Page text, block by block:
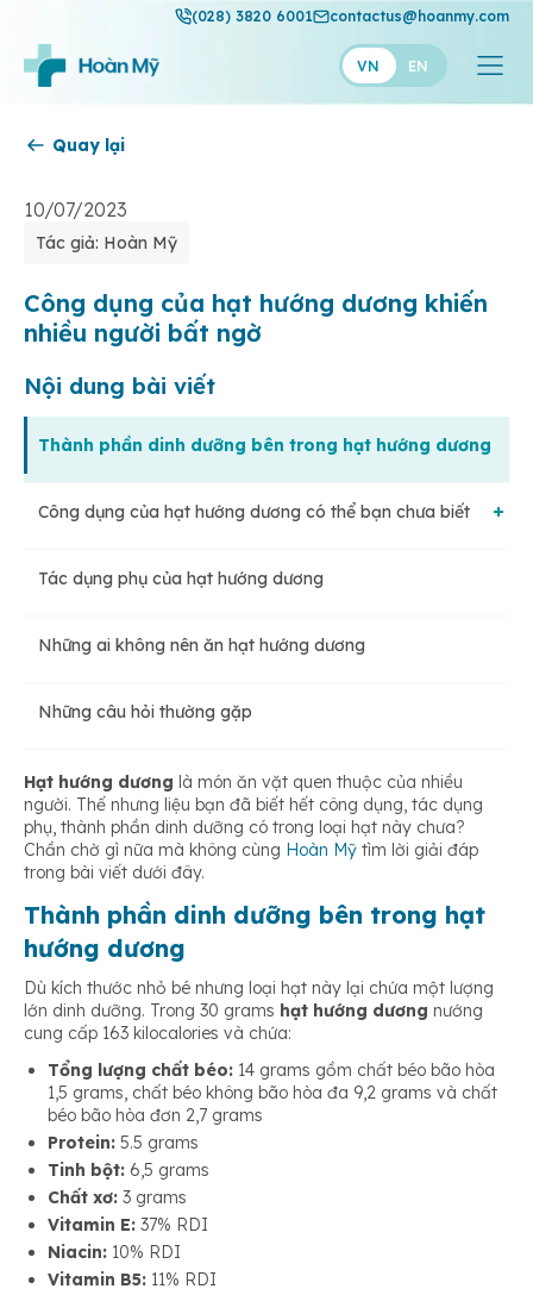
(028) 3820 6001 contactus@hoanmy.com
VN EN
Thuận Mỹ
Quay lại
10/07/2023
Tác giả: Hoàn Mỹ
Công dụng của hạt hướng dương khiến
nhiều người bất ngờ
Nội dung bài viết
Thành phần dinh dưỡng bên trong hạt hướng dương
Công dụng của hạt hướng dương có thể bạn chưa biết
Cải thiện tâm trạng
Có lợi cho da và tóc
Tốt cho hệ tiêu hóa
Cung cấp thêm năng lượng
Phòng các bệnh về tim mạch
Hỗ trợ điều trị bệnh đái tháo đường
Ngăn ngừa bệnh ung thư
Tác dụng phụ của hạt hướng dương
Những ai không nên ăn hạt hướng dương
Những câu hỏi thường gặp
Hạt hướng dương là món ăn vặt quen thuộc của nhiều
người. Thế nhưng liệu bạn đã biết hết công dụng, tác dụng
phụ, thành phần dinh dưỡng có trong loại hạt này chưa?
Chần chờ gì nữa mà không cùng Hoàn Mỹ tìm lời giải đáp
trong bài viết dưới đây.
Thành phần dinh dưỡng bên trong hạt
hướng dương
Dù kích thước nhỏ bé nhưng loại hạt này lại chứa một lượng
lớn dinh dưỡng. Trong 30 grams hạt hướng dương nướng
cung cấp 163 kilocalories và chứa:
Tổng lượng chất béo: 14 grams gồm chất béo bão hòa
1,5 grams, chất béo không bão hòa đa 9,2 grams và chất
béo bão hòa đơn 2,7 grams
Protein: 5.5 grams
Tinh bột: 6,5 grams
Chất xơ: 3 grams
Vitamin E: 37% RDI
Niacin: 10% RDI
Vitamin B5: 11% RDI